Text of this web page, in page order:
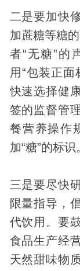
二是要加快
加蔗糖等糖
者“无糖”的
用“包装正
快速选择健
签的监督管
餐营养操作
加“糖”的标识
三是要尽快
限量指导，
代饮用。要
食品生产经
天然甜味物